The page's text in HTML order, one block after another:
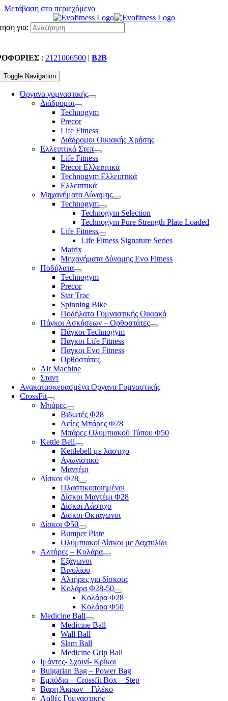
Μετάβαση στο περιεχόμενο
για:
: 2121006500 | B2B
Toggle Navigation
Όργανα γυμναστικής
Διάδρομοι
Technogym
Precor
Life Fitness
Διάδρομοι Οικιακής Χρήσης
Ελλειπτικά Στεπ
Life Fitness
Precor Ελλειπτικά
Technogym Ελλειπτικά
Ελλειπτικά
Μηχανήματα Δύναμης
Technogym
Technogym Selection
Technogym Pure Strength Plate Loaded
Life Fitness
Life Fitness Signature Series
Matrix
Μηχανήματα Δύναμης Evo Fitness
Ποδήλατα
Technogym
Precor
Star Trac
Spinning Bike
Ποδήλατα Γυμναστικής Οικιακά
Πάγκοι Ασκήσεων – Ορθοστάτες
Πάγκοι Technogym
Πάγκοι Life Fitness
Πάγκοι Evo Fitness
Ορθοστάτες
Air Machine
Σταντ
Ανακατασκευασμένα Οργανα Γυμναστικής
CrossFit
Μπάρες
Βιδωτές Φ28
Λείες Μπάρες Φ28
Μπάρες Ολυμπιακού Τύπου Φ50
Kettle Bell
Kettlebell με λάστιχο
Αγωνιστικό
Μαντέμι
Δίσκοι Φ28
Πλαστικοποιημένοι
Δίσκοι Μαντέμι Φ28
Δίσκοι Λάστιχο
Δίσκοι Οκτάγωνοι
Δίσκοι Φ50
Bumper Plate
Ολυμπιακοί Δίσκοι με Δαχτυλίδι
Αλτήρες – Κολάρα
Εξάγωνοι
Βινυλίου
Αλτήρες για δίσκους
Κολάρα Φ28-50
Κολάρα Φ28
Κολάρα Φ50
Medicine Ball
Medicine Ball
Wall Ball
Slam Ball
Medicine Grip Ball
Ιμάντες- Σχοινί- Κρίκοι
Bulgarian Bag – Power Bag
Εμπόδια – Crossfit Box – Step
Βάρη Άκρων – Γιλέκο
Λαβές Γυμναστικής